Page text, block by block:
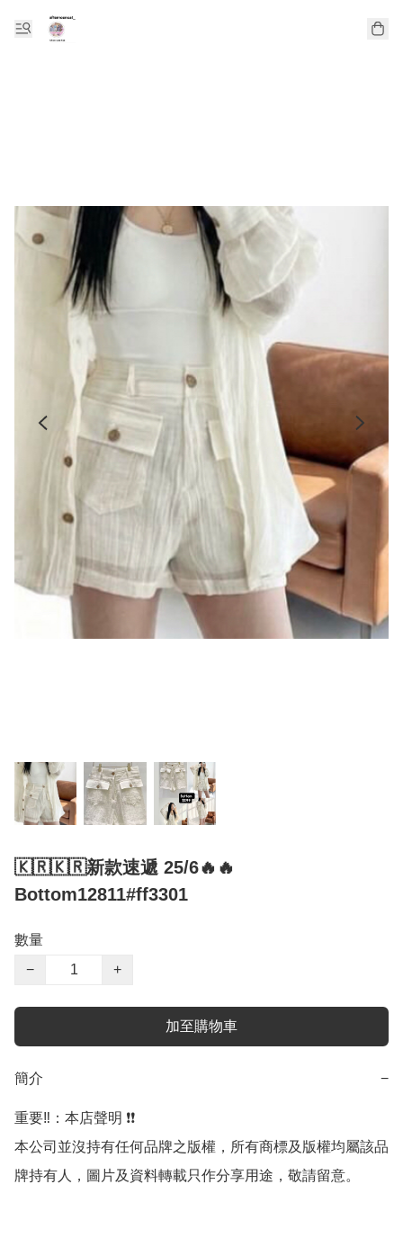
🇰🇷🇰🇷新款速遞 25/6🔥🔥
Bottom12811#ff3301
數量
−
+
加至購物車
簡介 −
重要‼️：本店聲明 ❗️❗️
本公司並沒持有任何品牌之版權，所有商標及版權均屬該品
牌持有人，圖片及資料轉載只作分享用途，敬請留意。